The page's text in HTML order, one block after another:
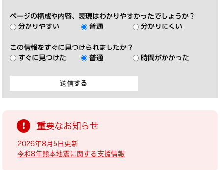
ページの構成や内容、表現はわかりやすかったでしょうか？
分かりやすい
普通 分かりにくい
この情報をすぐに見つけられましたか？
すぐに見つけた
普通 時間がかかった
重要なお知らせ
2026年8月5日更新
令和8年熊本地震に関する支援情報